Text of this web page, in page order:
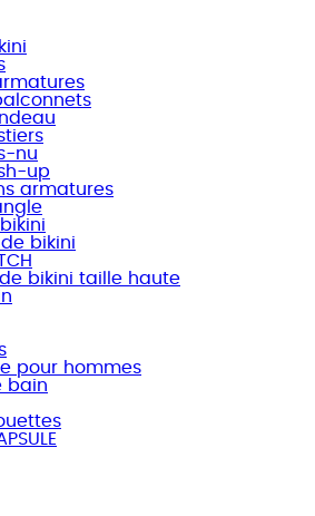
nu
up
armatures
bikini
bikini taille haute
pour hommes
bain